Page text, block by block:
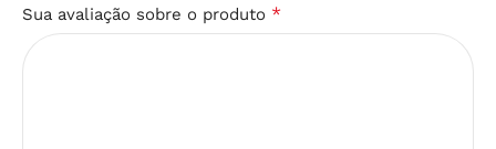
Sua avaliação sobre o produto *